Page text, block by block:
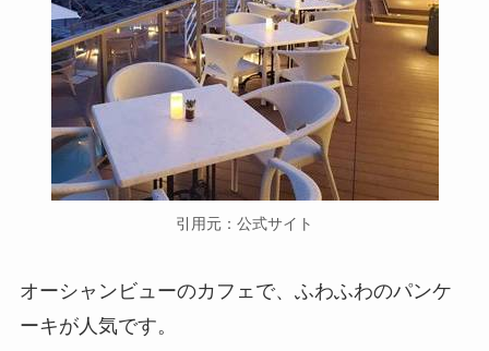
引用元：公式サイト
オーシャンビューのカフェで、ふわふわのパンケ
ーキが人気です。